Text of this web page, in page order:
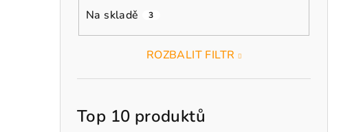
Na skladě 3
ROZBALIT FILTR
Top 10 produktů